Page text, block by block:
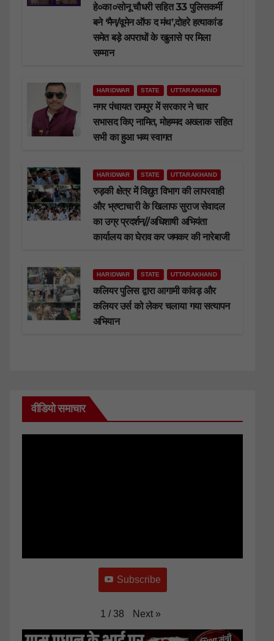
हे०का०सोनू चौधरी सहित 33 पुलिसकर्मी
बने ‘मैन/वूमेन ऑफ द मंथ’,दोहरे हत्याकांड
समेत बड़े अपराधों के खुलासे पर मिला
सम्मान
HARIDWAR STATE UTTARAKHAND
नगर पंचायत रामपुर में सरकार ने चार
सभासद किए नामित, मोहम्मद अख्लाक सहित
सभी का हुआ भव्य स्वागत
HARIDWAR STATE UTTARAKHAND
रुड़की क्षेत्र में विद्युत विभाग की लापरवाही
और भ्रष्टाचारी के खिलाफ सुराज सेवादल
का उग्र प्रदर्शन//अधिशाषी अभियंता
कार्यालय का घेराव कर जमकर की नारेबाजी
HARIDWAR STATE UTTARAKHAND
कलियर पुलिस द्वारा आगामी कांवड़ और
कलियर उर्स को लेकर चलाया गया सत्यापन
अभियान
वीडियो समाचार
Subscribe
1 / 38 Next »